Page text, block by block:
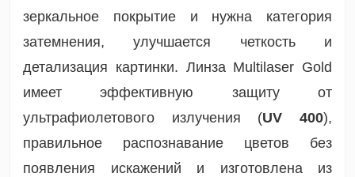
зеркальное покрытие и нужна категория
затемнения, улучшается четкость и
детализация картинки. Линза Multilaser Gold
имеет эффективную защиту от
ультрафиолетового излучения (UV 400),
правильное распознавание цветов без
появления искажений и изготовлена из